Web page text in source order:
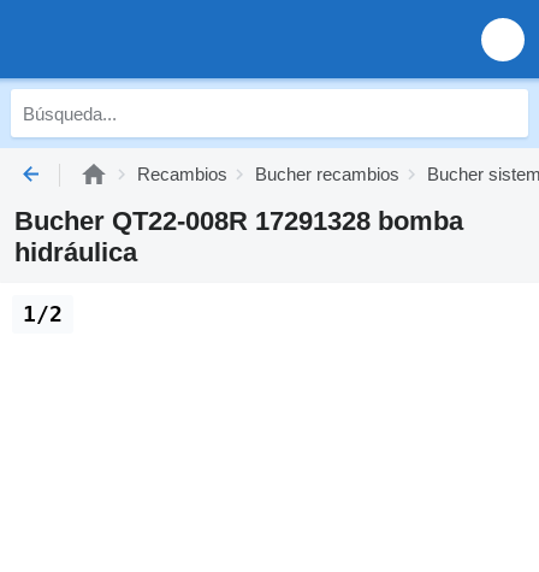
Recambios Bucher recambios Bucher
Bucher QT22-008R 17291328 bomba
hidráulica
1/2